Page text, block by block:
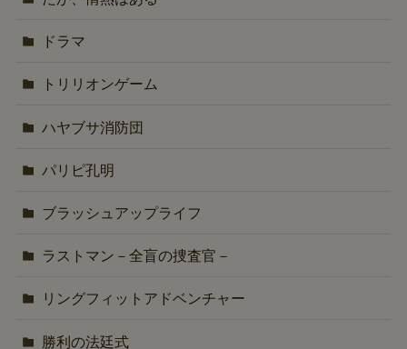
ドラマ
トリリオンゲーム
ハヤブサ消防団
パリピ孔明
ブラッシュアップライフ
ラストマン－全盲の捜査官－
リングフィットアドベンチャー
勝利の法廷式